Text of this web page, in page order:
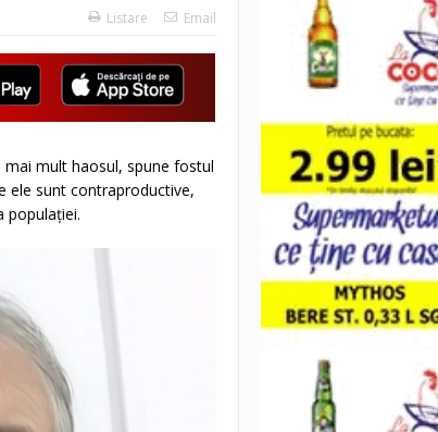
Listare Email
mai mult haosul, spune fostul
ele sunt contraproductive,
populației.